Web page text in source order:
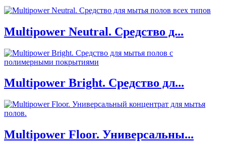
Multipower Neutral. Средство д...
Multipower Bright. Средство дл...
Multipower Floor. Универсальны...